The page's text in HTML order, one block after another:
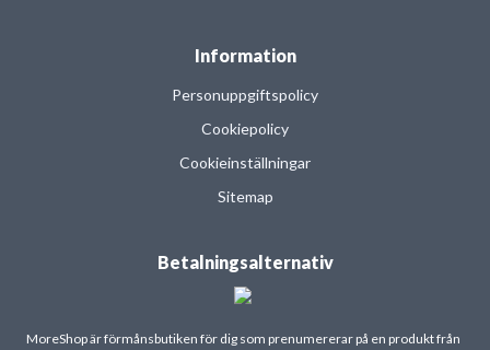
Information
Personuppgiftspolicy
Cookiepolicy
Cookieinställningar
Sitemap
Betalningsalternativ
MoreShop är förmånsbutiken för dig som prenumererar på en produkt från